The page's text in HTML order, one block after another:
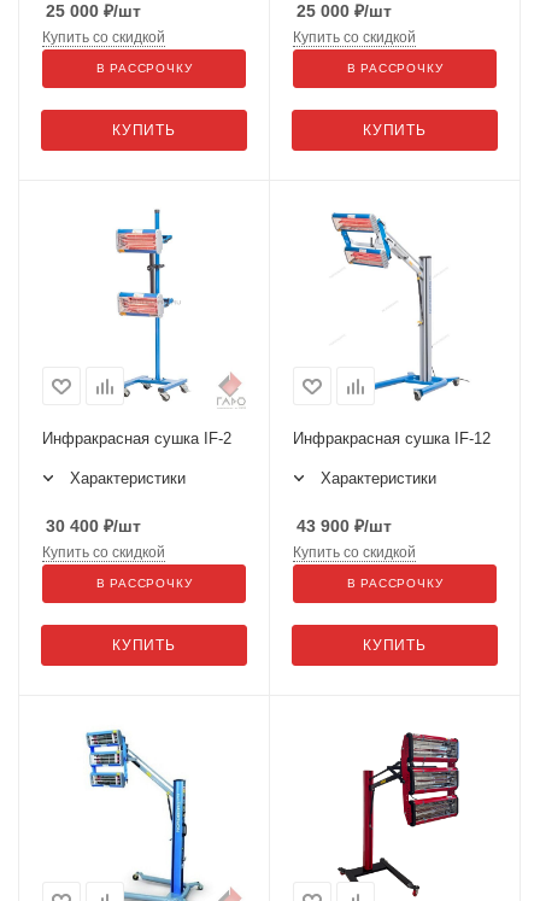
25 000 ₽/шт
КУПИТЬ
Купить со скидкой
В РАССРОЧКУ
25 000 ₽/шт
КУПИТЬ
Купить со скидкой
В РАССРОЧКУ
Инфракрасная сушка IF-2
Характеристики
30 400 ₽/шт
КУПИТЬ
Купить со скидкой
В РАССРОЧКУ
Инфракрасная сушка IF-12
Характеристики
43 900 ₽/шт
КУПИТЬ
Купить со скидкой
В РАССРОЧКУ